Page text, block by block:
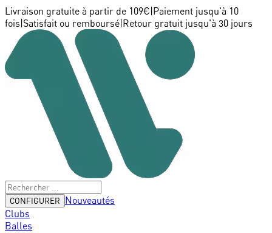
Livraison gratuite à partir de 109€ Paiement jusqu'à 10
fois Satisfait ou remboursé Retour gratuit jusqu'à 30 jours
CONFIGURER
Nouveautés
Clubs
Balles